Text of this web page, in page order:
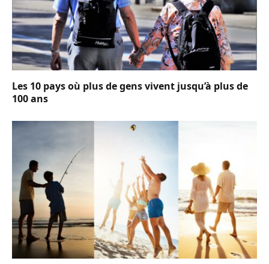
Les 10 pays où plus de gens vivent jusqu’à plus de
100 ans